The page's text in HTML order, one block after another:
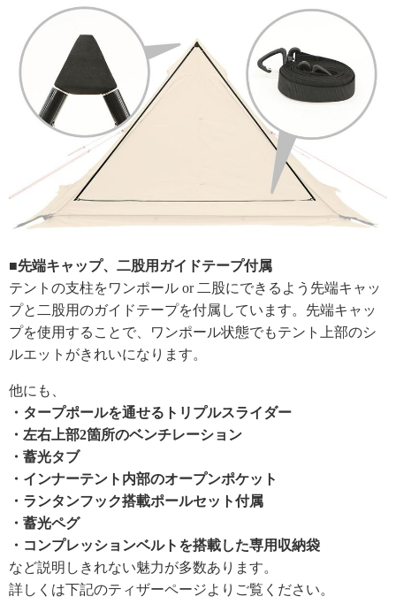
■先端キャップ、二股用ガイドテープ付属
テントの支柱をワンポール or 二股にできるよう先端キャッ
プと二股用のガイドテープを付属しています。先端キャッ
プを使用することで、ワンポール状態でもテント上部のシ
ルエットがきれいになります。
他にも、
・タープポールを通せるトリプルスライダー
・左右上部2箇所のベンチレーション
・蓄光タブ
・インナーテント内部のオープンポケット
・ランタンフック搭載ポールセット付属
・蓄光ペグ
・コンプレッションベルトを搭載した専用収納袋
など説明しきれない魅力が多数あります。
詳しくは下記のティザーページよりご覧ください。